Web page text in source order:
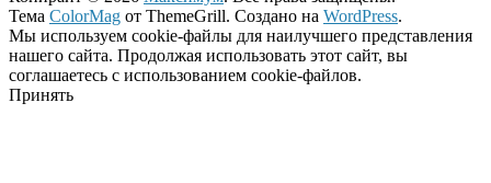
Тема ColorMag от ThemeGrill. Создано на WordPress.
Мы используем cookie-файлы для наилучшего представления
нашего сайта. Продолжая использовать этот сайт, вы
соглашаетесь с использованием cookie-файлов.
Принять